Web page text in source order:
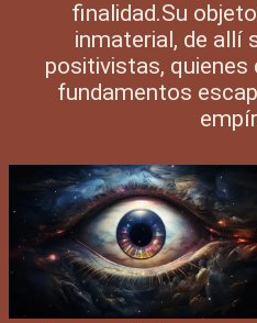
finalidad.Su
inmaterial, de allí
positivistas, quienes
fundamentos